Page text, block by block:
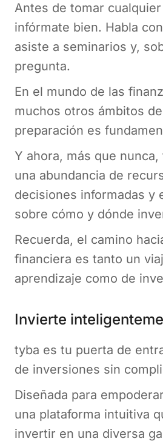
Antes de tomar
infórmate bien. Habla
asiste a seminarios y,
pregunta.
En el mundo de las
muchos otros ámbitos
preparación es
Y ahora, más que
una abundancia de
decisiones informadas y
sobre cómo y dónde
Recuerda, el camino
financiera es tanto un
aprendizaje como de
Invierte
tyba es tu puerta de
de inversiones sin
Diseñada para
una plataforma intuitiva
invertir en una diversa